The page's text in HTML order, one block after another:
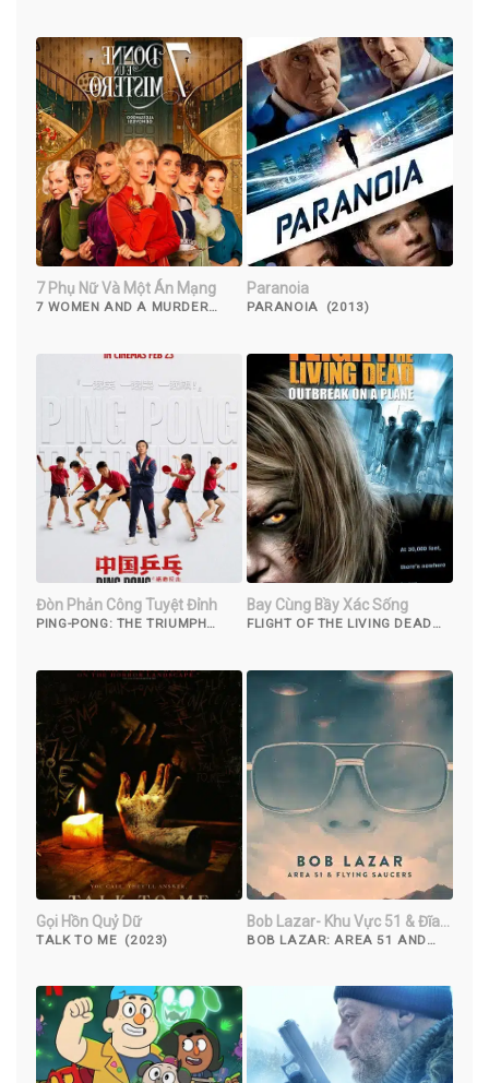
7 Phụ Nữ Và Một Án Mạng
7 WOMEN AND A MURDER
Paranoia
PARANOIA (2013)
Đòn Phản Công Tuyệt Đỉnh
PING-PONG: THE TRIUMPH
Bay Cùng Bầy Xác Sống
FLIGHT OF THE LIVING DEAD
Gọi Hồn Quỷ Dữ
TALK TO ME (2023)
Bob Lazar- Khu Vực 51 & Đĩa
Bay
BOB LAZAR: AREA 51 AND